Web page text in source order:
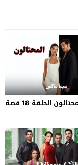
مسلسل المحتالون الحلقة 18 قصة